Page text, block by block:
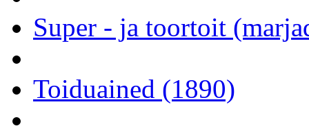
Super - ja toortoit
Toiduained (1890)